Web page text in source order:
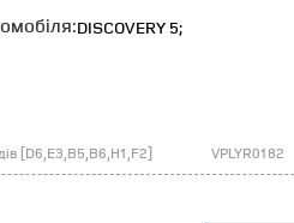
DISCOVERY 5;
[D6,E3,B5,B6,H1,F2] VPLYR0182